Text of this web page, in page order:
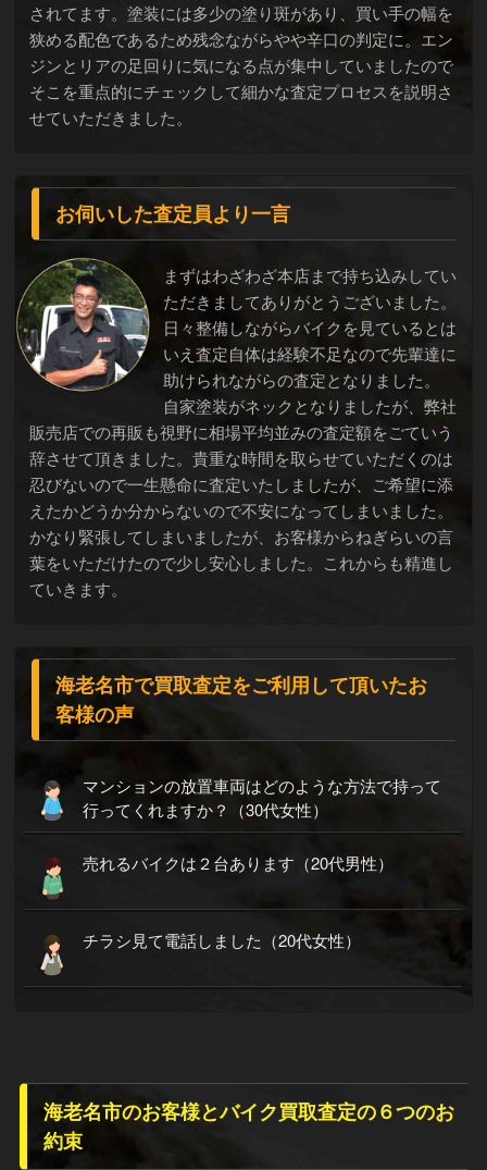
されてます。塗装には多少の塗り斑があり、買い手の幅を
狭める配色であるため残念ながらやや辛口の判定に。エン
ジンとリアの足回りに気になる点が集中していましたので
そこを重点的にチェックして細かな査定プロセスを説明さ
せていただきました。
お伺いした査定員より一言
まずはわざわざ本店まで持ち込みしてい
ただきましてありがとうございました。
日々整備しながらバイクを見ているとは
いえ査定自体は経験不足なので先輩達に
助けられながらの査定となりました。
自家塗装がネックとなりましたが、弊社
販売店での再販も視野に相場平均並みの査定額をごていう
辞させて頂きました。貴重な時間を取らせていただくのは
忍びないので一生懸命に査定いたしましたが、ご希望に添
えたかどうか分からないので不安になってしまいました。
かなり緊張してしまいましたが、お客様からねぎらいの言
葉をいただけたので少し安心しました。これからも精進し
ていきます。
海老名市で買取査定をご利用して頂いたお
客様の声
マンションの放置車両はどのような方法で持って
行ってくれますか？（30代女性）
売れるバイクは２台あります（20代男性）
チラシ見て電話しました（20代女性）
海老名市のお客様とバイク買取査定の６つのお
約束